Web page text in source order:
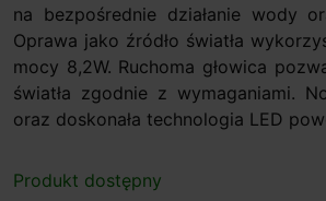
na bezpośrednie działanie wody
Oprawa jako źródło światła
mocy 8,2W. Ruchoma głowica
światła zgodnie z wymaganiami.
oraz doskonała technologia LED
Produkt dostępny